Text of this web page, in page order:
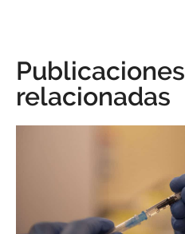
Publicaciones
relacionadas